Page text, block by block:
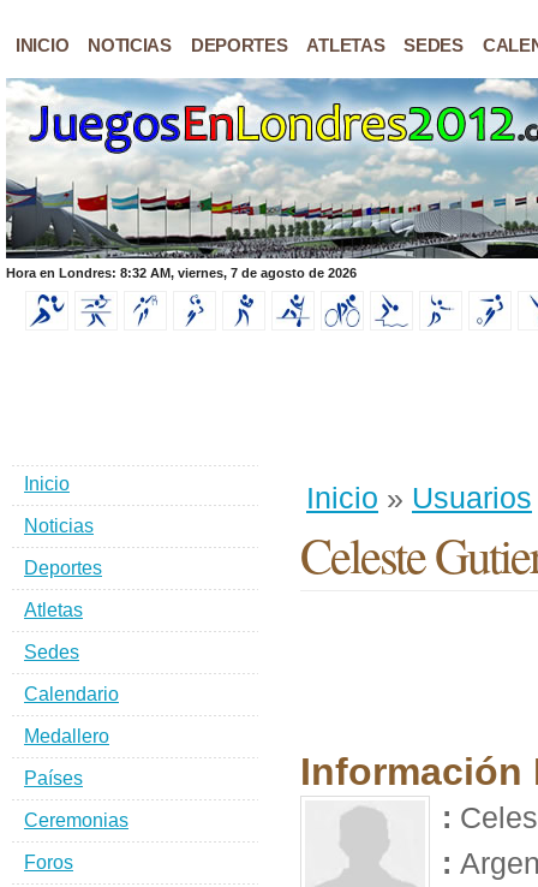
INICIO NOTICIAS DEPORTES ATLETAS SEDES
Hora en Londres: 8:32 AM, viernes, 7 de agosto de 2026
Inicio » Usuarios
Celeste
Información
:
:
Inicio
Noticias
Deportes
Atletas
Sedes
Calendario
Medallero
Países
Ceremonias
Foros